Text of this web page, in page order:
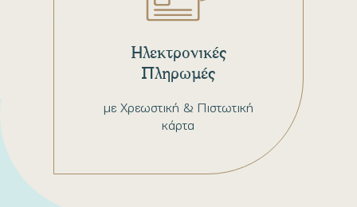
με Χρεωστική & Πιστωτική
κάρτα
Ηλεκτρονικές
Πληρωμές